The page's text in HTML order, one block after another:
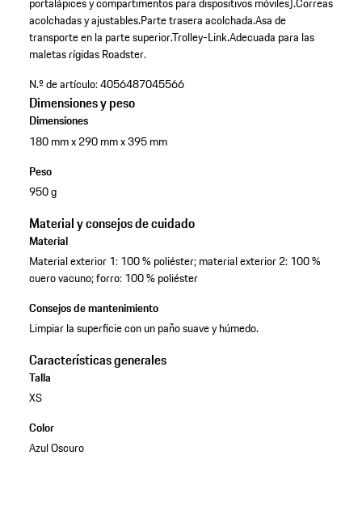
portalápices y compartimentos para dispositivos móviles).Correas
acolchadas y ajustables.Parte trasera acolchada.Asa de
transporte en la parte superior.Trolley-Link.Adecuada para las
maletas rígidas Roadster.
N.º de artículo:4056487045566
Dimensiones y peso
Dimensiones
180 mm x 290 mm x 395 mm
Peso
950 g
Material y consejos de cuidado
Material
Material exterior 1: 100 % poliéster; material exterior 2: 100 %
cuero vacuno; forro: 100 % poliéster
Consejos de mantenimiento
Limpiar la superficie con un paño suave y húmedo.
Características generales
Talla
XS
Color
Azul Oscuro